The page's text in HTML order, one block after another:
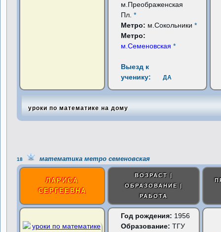
м.Преображенская
Пл.*
Метро: м.Сокольники*
Метро:
м.Семеновская *
Выезд к
ученику:
ДА
уроки по математике на дому
18 математика метро семеновская
ЛАРИСА
СЕРГЕЕВНА
ВОЗРАСТ |
ОБРАЗОВАНИЕ |
РАБОТА
Год рождения: 1956
Образование: ТГУ